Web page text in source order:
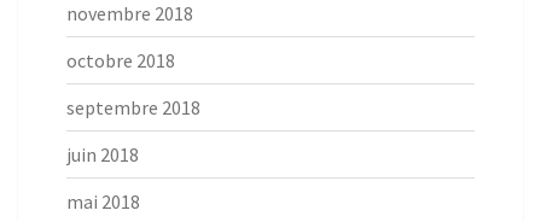
novembre 2018
octobre 2018
septembre 2018
juin 2018
mai 2018